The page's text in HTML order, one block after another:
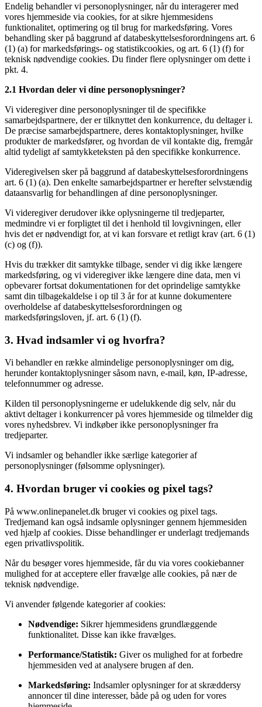
Endelig behandler vi personoplysninger, når du interagerer med
vores hjemmeside via cookies, for at sikre hjemmesidens
funktionalitet, optimering og til brug for markedsføring. Vores
behandling sker på baggrund af databeskyttelsesforordningens art. 6
(1) (a) for markedsførings- og statistikcookies, og art. 6 (1) (f) for
teknisk nødvendige cookies. Du finder flere oplysninger om dette i
pkt. 4.
2.1 Hvordan deler vi dine personoplysninger?
Vi videregiver dine personoplysninger til de specifikke
samarbejdspartnere, der er tilknyttet den konkurrence, du deltager i.
De præcise samarbejdspartnere, deres kontaktoplysninger, hvilke
produkter de markedsfører, og hvordan de vil kontakte dig, fremgår
altid tydeligt af samtykketeksten på den specifikke konkurrence.
Videregivelsen sker på baggrund af databeskyttelsesforordningens
art. 6 (1) (a). Den enkelte samarbejdspartner er herefter selvstændig
dataansvarlig for behandlingen af dine personoplysninger.
Vi videregiver derudover ikke oplysningerne til tredjeparter,
medmindre vi er forpligtet til det i henhold til lovgivningen, eller
hvis det er nødvendigt for, at vi kan forsvare et retligt krav (art. 6 (1)
(c) og (f)).
Hvis du trækker dit samtykke tilbage, sender vi dig ikke længere
markedsføring, og vi videregiver ikke længere dine data, men vi
opbevarer fortsat dokumentationen for det oprindelige samtykke
samt din tilbagekaldelse i op til 3 år for at kunne dokumentere
overholdelse af databeskyttelsesforordningen og
markedsføringsloven, jf. art. 6 (1) (f).
3. Hvad indsamler vi og hvorfra?
Vi behandler en række almindelige personoplysninger om dig,
herunder kontaktoplysninger såsom navn, e-mail, køn, IP-adresse,
telefonnummer og adresse.
Kilden til personoplysningerne er udelukkende dig selv, når du
aktivt deltager i konkurrencer på vores hjemmeside og tilmelder dig
vores nyhedsbrev. Vi indkøber ikke personoplysninger fra
tredjeparter.
Vi indsamler og behandler ikke særlige kategorier af
personoplysninger (følsomme oplysninger).
4. Hvordan bruger vi cookies og pixel tags?
På www.onlinepanelet.dk bruger vi cookies og pixel tags.
Tredjemand kan også indsamle oplysninger gennem hjemmesiden
ved hjælp af cookies. Disse behandlinger er underlagt tredjemands
egen privatlivspolitik.
Når du besøger vores hjemmeside, får du via vores cookiebanner
mulighed for at acceptere eller fravælge alle cookies, på nær de
teknisk nødvendige.
Vi anvender følgende kategorier af cookies:
Nødvendige: Sikrer hjemmesidens grundlæggende
funktionalitet. Disse kan ikke fravælges.
Performance/Statistik: Giver os mulighed for at forbedre
hjemmesiden ved at analysere brugen af den.
Markedsføring: Indsamler oplysninger for at skræddersy
annoncer til dine interesser, både på og uden for vores